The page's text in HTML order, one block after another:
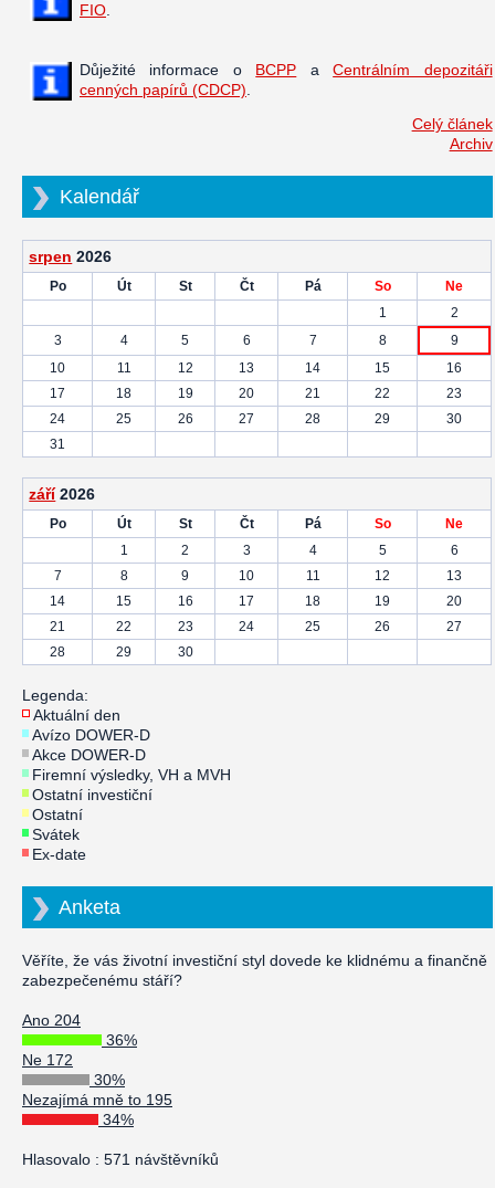
FIO
Důježité informace o BCPP aCentrálním depozitáři
cenných papírů (CDCP)
Celý článek
Archiv
Kalendář
srpen 2026
Po Út St Čt Pá So
Ne
1
2
3
4 5 6 7 8
9
10
11 12 13 14 15
16
17
18 19 20 21 22
23
24
25 26 27 28 29
30
31
září 2026
Po Út St Čt Pá So
Ne
1
2 3 4 5
6
7
8 9 10 11 12
13
14
15 16 17 18 19
20
21
22 23 24 25 26
27
28
29 30
Legenda:
Aktuální den
Avízo DOWER-D
Akce DOWER-D
Firemní výsledky, VH a MVH
Ostatní investiční
Ostatní
Svátek
Ex-date
Anketa
Věříte, že vás životní investiční styl dovede ke klidnému a finančně
zabezpečenému stáří?
Ano 204
36%
Ne 172
30%
Nezajímá mně to 195
34%
Hlasovalo : 571 návštěvníků